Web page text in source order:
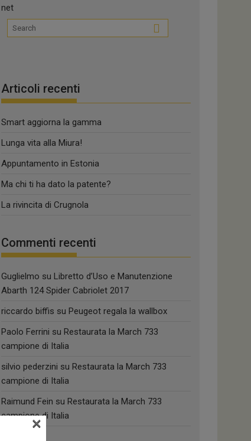
Articoli recenti
Smart aggiorna la gamma
Lunga vita alla Miura!
Appuntamento in Estonia
Ma chi ti ha dato la patente?
La rivincita di Crugnola
Commenti recenti
Guglielmo su Libretto d’Uso e Manutenzione
Abarth 124 Spider Cabriolet 2017
riccardo biffis su Peugeot regala la wallbox
Paolo Ferrini su Restaurata la March 733
campione di Italia
silvio pederzini su Restaurata la March 733
campione di Italia
Raimund Fein su Restaurata la March 733
campione di Italia
×